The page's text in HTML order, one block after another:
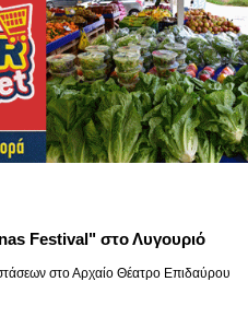
Festival" στο Λυγουριό
στο Αρχαίο Θέατρο Επιδαύρου